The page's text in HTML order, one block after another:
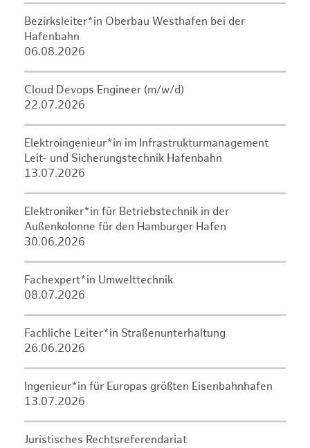
Bezirksleiter*in Oberbau Westhafen bei der
Hafenbahn
06.08.2026
Cloud Devops Engineer (m/w/d)
22.07.2026
Elektroingenieur*in im Infrastrukturmanagement
Leit- und Sicherungstechnik Hafenbahn
13.07.2026
Elektroniker*in für Betriebstechnik in der
Außenkolonne für den Hamburger Hafen
30.06.2026
Fachexpert*in Umwelttechnik
08.07.2026
Fachliche Leiter*in Straßenunterhaltung
26.06.2026
Ingenieur*in für Europas größten Eisenbahnhafen
13.07.2026
Juristisches Rechtsreferendariat